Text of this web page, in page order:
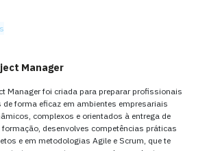
Manager
Manager foi criada para preparar profissionais
de forma eficaz em ambientes empresariais
complexos e orientados à entrega de
formação, desenvolves competências práticas
e em metodologias Agile e Scrum, que te